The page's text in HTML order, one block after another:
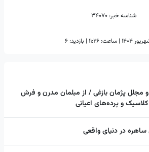
شناسه خبر: 34070
| ساعت: ۱۱:۲۶ | بازدید: 6
مجلل پژمان بازغی / از مبلمان مدرن و فرش
و پرده‌های اعیانی
ساهره در دنیای واقعی